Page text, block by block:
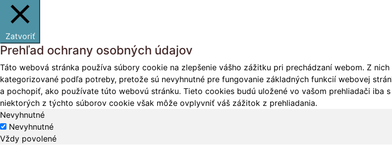
Zatvoriť
Prehľad ochrany osobných údajov
Táto webová stránka používa súbory cookie na zlepšenie vášho zážitku pri prechádzaní webom. Z
kategorizované podľa potreby, pretože sú nevyhnutné pre fungovanie základných funkcií webovej
a pochopiť, ako používate túto webovú stránku. Tieto cookies budú uložené vo vašom prehliadači iba
niektorých z týchto súborov cookie však môže ovplyvniť váš zážitok z prehliadania.
Nevyhnutné
Nevyhnutné
Vždy povolené